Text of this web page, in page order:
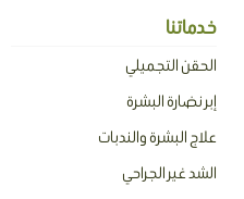
a
a
tخدماتنا
الحقن التجميلي
إبر نضارة البشرة
علاج البشرة والندبات
الشد غير الجراحي